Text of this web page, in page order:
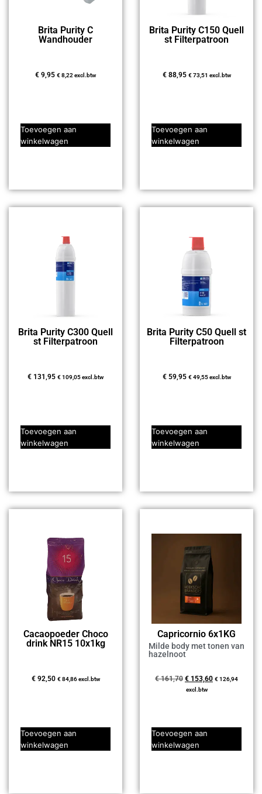
Brita Purity C
Wandhouder
€ 9,95 €8,22 excl.btw
Toevoegen aan
winkelwagen
Brita Purity C150 Quell
st Filterpatroon
€88,95 €73,51 excl.btw
Toevoegen aan
winkelwagen
Brita Purity C300 Quell
st Filterpatroon
€ 131,95 €109,05excl.btw
Toevoegen aan
winkelwagen
Brita Purity C50 Quell st
Filterpatroon
€59,95 €49,55excl.btw
Toevoegen aan
winkelwagen
Cacaopoeder Choco
drink NR15 10x1kg
€92,50 €84,86excl.btw
Toevoegen aan
winkelwagen
Capricornio 6x1KG
Milde body met tonen van
hazelnoot
€161,70 € 153,60 €126,94
excl.btw
Toevoegen aan
winkelwagen